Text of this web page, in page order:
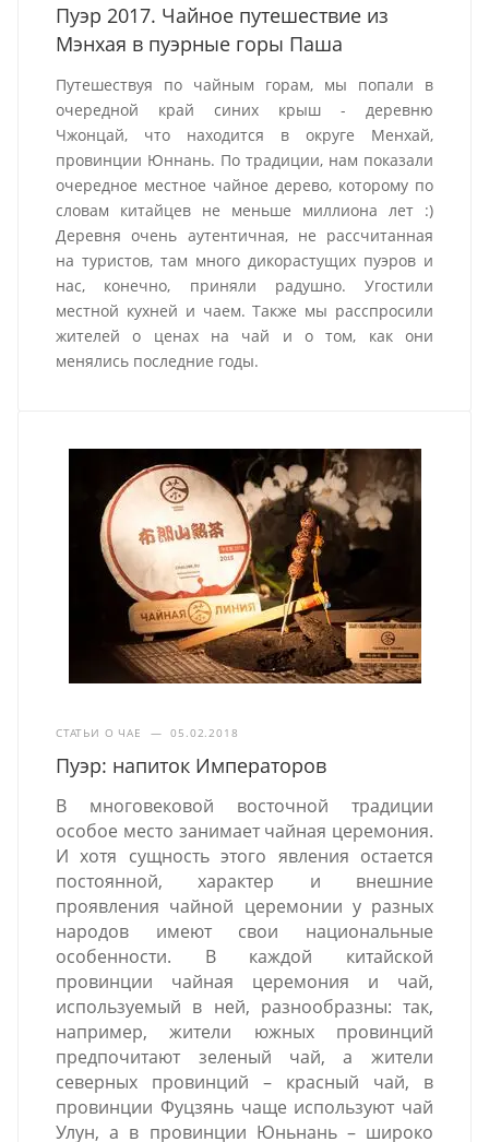
Пуэр 2017. Чайное путешествие из
Мэнхая в пуэрные горы Паша
Путешествуя по чайным горам, мы попали в
очередной край синих крыш - деревню
Чжонцай, что находится в округе Менхай,
провинции Юннань. По традиции, нам показали
очередное местное чайное дерево, которому по
словам китайцев не меньше миллиона лет :)
Деревня очень аутентичная, не рассчитанная
на туристов, там много дикорастущих пуэров и
нас, конечно, приняли радушно. Угостили
местной кухней и чаем. Также мы расспросили
жителей о ценах на чай и о том, как они
менялись последние годы.
СТАТЬИ О ЧАЕ — 05.02.2018
Пуэр: напиток Императоров
В многовековой восточной традиции
особое место занимает чайная церемония.
И хотя сущность этого явления остается
постоянной, характер и внешние
проявления чайной церемонии у разных
народов имеют свои национальные
особенности. В каждой китайской
провинции чайная церемония и чай,
используемый в ней, разнообразны: так,
например, жители южных провинций
предпочитают зеленый чай, а жители
северных провинций – красный чай, в
провинции Фуцзянь чаще используют чай
Улун, а в провинции Юньнань – широко